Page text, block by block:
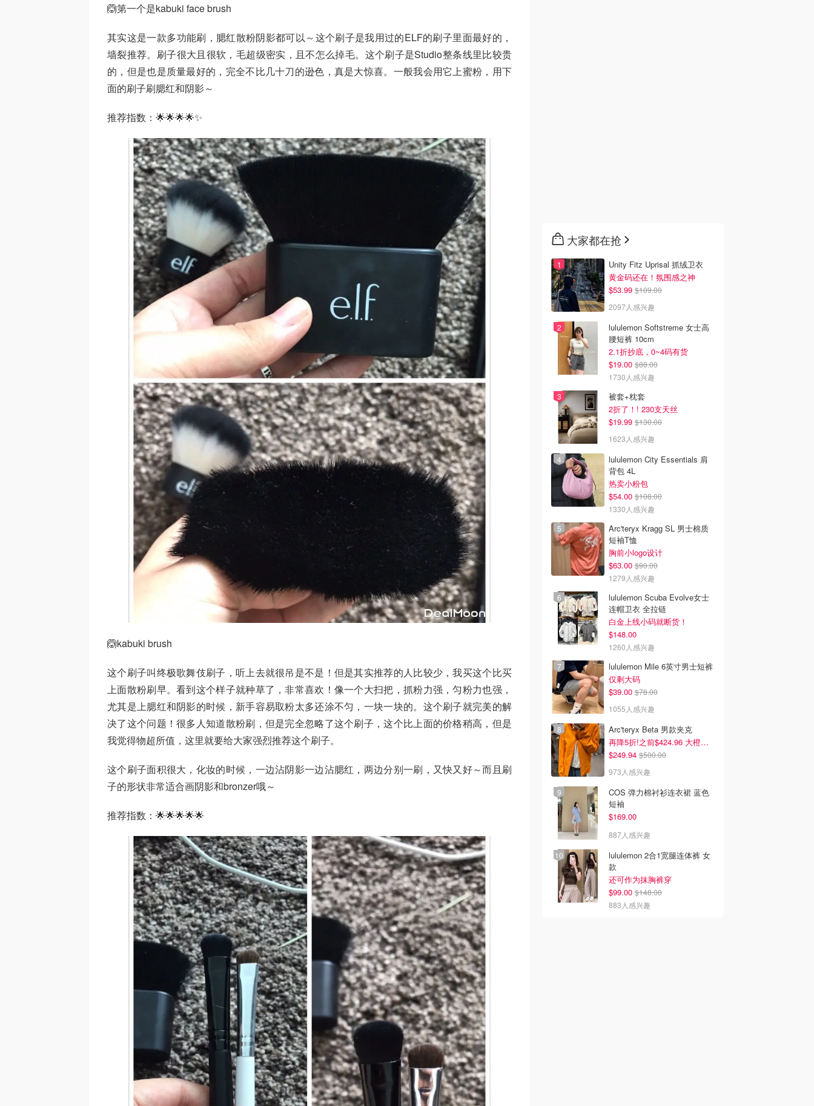
🙆第一个是kabuki face brush
其实这是一款多功能刷，腮红散粉阴影都可以～这个刷子是我用过的ELF的刷子里面最好的，
墙裂推荐。刷子很大且很软，毛超级密实，且不怎么掉毛。这个刷子是Studio整条线里比较贵
的，但是也是质量最好的，完全不比几十刀的逊色，真是大惊喜。一般我会用它上蜜粉，用下
面的刷子刷腮红和阴影～
推荐指数：🌟🌟🌟🌟✨
🙆kabuki brush
这个刷子叫终极歌舞伎刷子，听上去就很吊是不是！但是其实推荐的人比较少，我买这个比买
上面散粉刷早。看到这个样子就种草了，非常喜欢！像一个大扫把，抓粉力强，匀粉力也强，
尤其是上腮红和阴影的时候，新手容易取粉太多还涂不匀，一块一块的。这个刷子就完美的解
决了这个问题！很多人知道散粉刷，但是完全忽略了这个刷子，这个比上面的价格稍高，但是
我觉得物超所值，这里就要给大家强烈推荐这个刷子。
这个刷子面积很大，化妆的时候，一边沾阴影一边沾腮红，两边分别一刷，又快又好～而且刷
子的形状非常适合画阴影和bronzer哦～
推荐指数：🌟🌟🌟🌟🌟
大家都在抢
Unity Fitz Uprisal 抓绒卫衣
黄金码还在！氛围感之神
$53.99 $109.00
2097人感兴趣
lululemon Softstreme 女士高
腰短裤 10cm
2.1折抄底，0~4码有货
$19.00 $88.00
1730人感兴趣
被套+枕套
2折了！! 230支天丝
$19.99 $130.00
1623人感兴趣
lululemon City Essentials 肩
背包 4L
热卖小粉包
$54.00 $108.00
1330人感兴趣
Arc'teryx Kragg SL 男士棉质
短袖T恤
胸前小logo设计
$63.00 $90.00
1279人感兴趣
lululemon Scuba Evolve女士
连帽卫衣 全拉链
白金上线小码就断货！
$148.00
1260人感兴趣
lululemon Mile 6英寸男士短裤
仅剩大码
$39.00 $78.00
1055人感兴趣
Arc'teryx Beta 男款夹克
再降5折!之前$424.96 大橙子好显白 蹲补
$249.94 $500.00
973人感兴趣
COS 弹力棉衬衫连衣裙 蓝色
短袖
$169.00
887人感兴趣
lululemon 2合1宽腿连体裤 女
款
还可作为抹胸裤穿
$99.00 $148.00
883人感兴趣